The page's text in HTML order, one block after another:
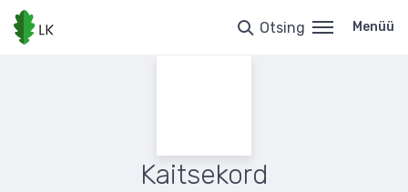
Liigu
edasi
põhisisu
Otsing Menüü
Kaitsekord